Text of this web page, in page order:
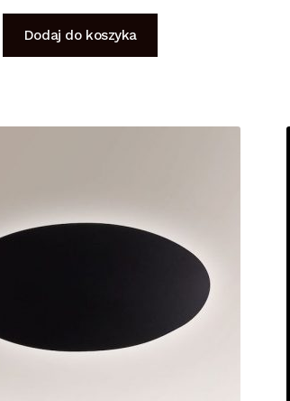
Dodaj do koszyka